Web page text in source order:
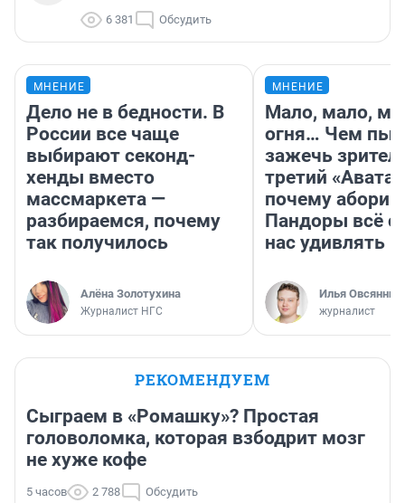
6 381 Обсудить
МНЕНИЕ
Дело не в бедности. В
России все чаще
выбирают секонд-
хенды вместо
массмаркета —
разбираемся, почему
так получилось
Алёна Золотухина
Журналист НГС
МНЕНИЕ
Мало, мало,
огня… Чем
зажечь
третий
почему
Пандоры всё
нас удивлять
Илья
журналист
РЕКОМЕНДУЕМ
Сыграем в «Ромашку»? Простая
головоломка, которая взбодрит мозг
не хуже кофе
5 часов 2 788 Обсудить